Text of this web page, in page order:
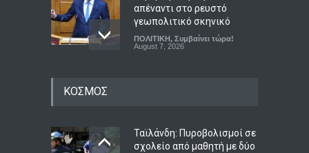
απέναντι στο ρευστό
γεωπολιτικό σκηνικό
ΠΟΛΙΤΙΚΗ, Συμβαίνει τώρα!
August 7, 2026
ΚΟΣΜΟΣ
Ταϊλάνδη: Πυροβολισμοί σε
σχολείο από μαθητή με δύο